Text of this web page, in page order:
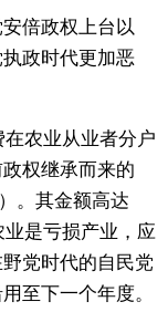
倍政权上台以
政时代更加恶
农业从业者分户
权继承而来的
。其金额高达
是亏损产业，应
党时代的自民党
至下一个年度。